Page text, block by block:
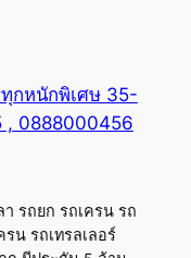
ทุกหนักพิเศษ 35-
, 0888000456
า รถยก รถเครน รถ
น รถเทรลเลอร์